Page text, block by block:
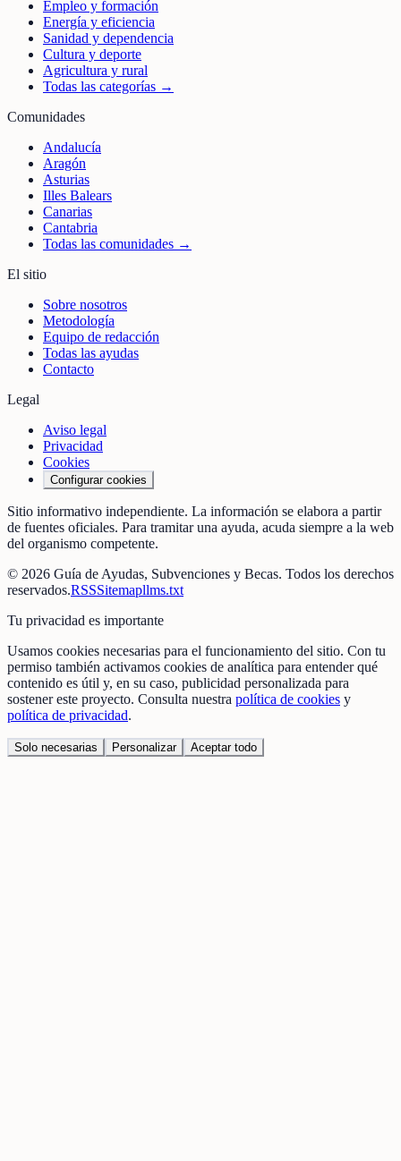
Empleo y formación
Energía y eficiencia
Sanidad y dependencia
Cultura y deporte
Agricultura y rural
Todas las categorías →
Comunidades
Andalucía
Aragón
Asturias
Illes Balears
Canarias
Cantabria
Todas las comunidades →
El sitio
Sobre nosotros
Metodología
Equipo de redacción
Todas las ayudas
Contacto
Legal
Aviso legal
Privacidad
Cookies
Configurar cookies
Sitio informativo independiente. La información se elabora a partir
de fuentes oficiales. Para tramitar una ayuda, acuda siempre a la web
del organismo competente.
© 2026 Guía de Ayudas, Subvenciones y Becas. Todos los derechos
reservados.RSSSitemapllms.txt
Tu privacidad es importante
Usamos cookies necesarias para el funcionamiento del sitio. Con tu
permiso también activamos cookies de analítica para entender qué
contenido es útil y, en su caso, publicidad personalizada para
sostener este proyecto. Consulta nuestra política de cookies y
política de privacidad.
Solo necesarias Personalizar Aceptar todo